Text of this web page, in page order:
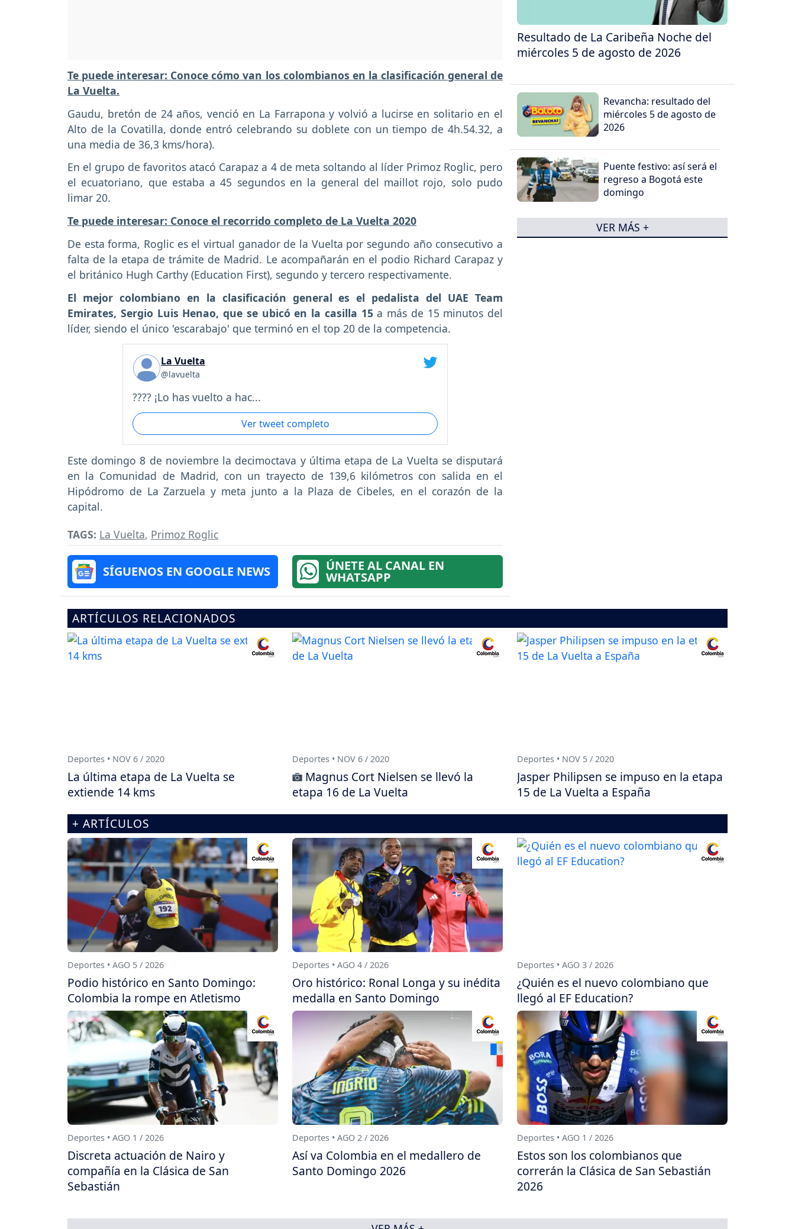
Te puede interesar: Conoce cómo van los colombianos en la clasificación general de
La Vuelta.
Gaudu, bretón de 24 años, venció en La Farrapona y volvió a lucirse en solitario en el
Alto de la Covatilla, donde entró celebrando su doblete con un tiempo de 4h.54.32, a
una media de 36,3 kms/hora).
En el grupo de favoritos atacó Carapaz a 4 de meta soltando al líder Primoz Roglic, pero
el ecuatoriano, que estaba a 45 segundos en la general del maillot rojo, solo pudo
limar 20.
Te puede interesar: Conoce el recorrido completo de La Vuelta 2020
De esta forma, Roglic es el virtual ganador de la Vuelta por segundo año consecutivo a
falta de la etapa de trámite de Madrid. Le acompañarán en el podio Richard Carapaz y
el británico Hugh Carthy (Education First), segundo y tercero respectivamente.
El mejor colombiano en la clasificación general es el pedalista del UAE Team
Emirates, Sergio Luis Henao, que se ubicó en la casilla 15a más de 15 minutos del
líder, siendo el único 'escarabajo' que terminó en el top 20 de la competencia.
La Vuelta
@lavuelta
???? ¡Lo has vuelto a hac...
Ver tweet completo
Este domingo 8 de noviembre la decimoctava y última etapa de La Vuelta se disputará
en la Comunidad de Madrid, con un trayecto de 139,6 kilómetros con salida en el
Hipódromo de La Zarzuela y meta junto a la Plaza de Cibeles, en el corazón de la
capital.
TAGS: La Vuelta, Primoz Roglic
SÍGUENOS EN GOOGLE NEWS ÚNETE AL CANAL EN
WHATSAPP
Resultado de La Caribeña Noche del
miércoles 5 de agosto de 2026
Revancha: resultado del
miércoles 5 de agosto de
2026
Puente festivo: así será el
regreso a Bogotá este
domingo
VER MÁS +
ARTÍCULOS RELACIONADOS
Deportes • NOV 6 / 2020
La última etapa de La Vuelta se
extiende 14 kms
Deportes • NOV 6 / 2020
Magnus Cort Nielsen se llevó la
etapa 16 de La Vuelta
Deportes • NOV 5 / 2020
Jasper Philipsen se impuso en la etapa
15 de La Vuelta a España
+ ARTÍCULOS
Deportes • AGO 5 / 2026
Podio histórico en Santo Domingo:
Colombia la rompe en Atletismo
Deportes • AGO 4 / 2026
Oro histórico: Ronal Longa y su inédita
medalla en Santo Domingo
Deportes • AGO 3 / 2026
¿Quién es el nuevo colombiano que
llegó al EF Education?
Deportes • AGO 1 / 2026
Discreta actuación de Nairo y
compañía en la Clásica de San
Sebastián
Deportes • AGO 2 / 2026
Así va Colombia en el medallero de
Santo Domingo 2026
Deportes • AGO 1 / 2026
Estos son los colombianos que
correrán la Clásica de San Sebastián
2026